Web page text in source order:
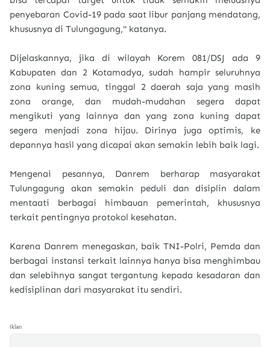
penyebaran Covid-19 pada saat libur panjang mendatang,
khususnya di Tulungagung," katanya.
Dijelaskannya, jika di wilayah Korem 081/DSJ ada 9
Kabupaten dan 2 Kotamadya, sudah hampir seluruhnya
zona kuning semua, tinggal 2 daerah saja yang masih
zona orange, dan mudah-mudahan segera dapat
mengikuti yang lainnya dan yang zona kuning dapat
segera menjadi zona hijau. Dirinya juga optimis, ke
depannya hasil yang dicapai akan semakin lebih baik lagi.
Mengenai pesannya, Danrem berharap masyarakat
Tulungagung akan semakin peduli dan disiplin dalam
mentaati berbagai himbauan pemerintah, khususnya
terkait pentingnya protokol kesehatan.
Karena Danrem menegaskan, baik TNI-Polri, Pemda dan
berbagai instansi terkait lainnya hanya bisa menghimbau
dan selebihnya sangat tergantung kepada kesadaran dan
kedisiplinan dari masyarakat itu sendiri.
Iklan